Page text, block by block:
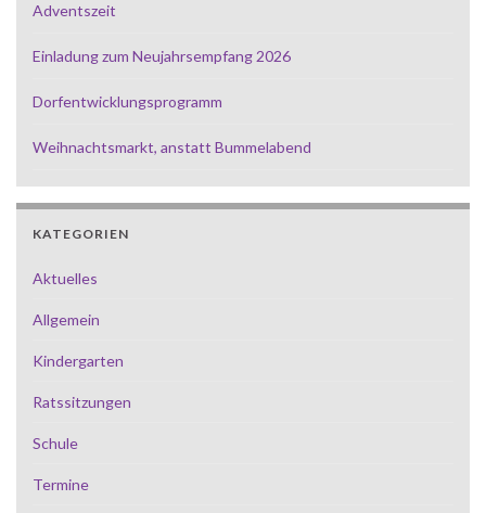
Adventszeit
Einladung zum Neujahrsempfang 2026
Dorfentwicklungsprogramm
Weihnachtsmarkt, anstatt Bummelabend
KATEGORIEN
Aktuelles
Allgemein
Kindergarten
Ratssitzungen
Schule
Termine